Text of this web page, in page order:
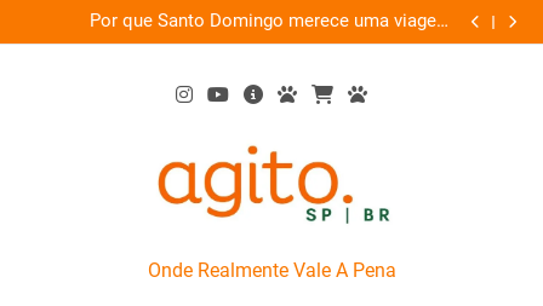
to
Por que Santo Domingo merece uma viagem
exclusiva
AgitoSP
Onde Realmente Vale A Pena